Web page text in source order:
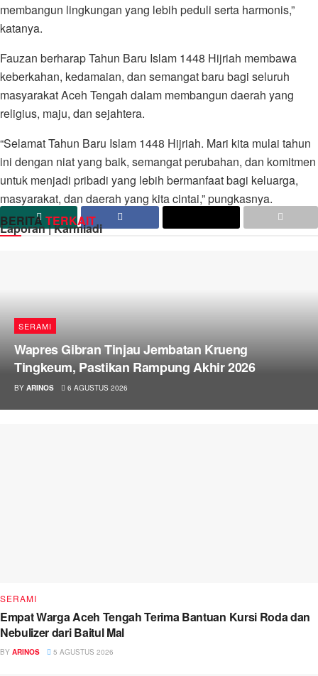
membangun lingkungan yang lebih peduli serta harmonis,”
katanya.
Fauzan berharap Tahun Baru Islam 1448 Hijriah membawa
keberkahan, kedamaian, dan semangat baru bagi seluruh
masyarakat Aceh Tengah dalam membangun daerah yang
religius, maju, dan sejahtera.
“Selamat Tahun Baru Islam 1448 Hijriah. Mari kita mulai tahun
ini dengan niat yang baik, semangat perubahan, dan komitmen
untuk menjadi pribadi yang lebih bermanfaat bagi keluarga,
masyarakat, dan daerah yang kita cintai,” pungkasnya.
Laporan | Karmiadi
BERITA TERKAIT
SERAMI
Wapres Gibran Tinjau Jembatan Krueng
Tingkeum, Pastikan Rampung Akhir 2026
BY ARINOS 6 AGUSTUS 2026
SERAMI
Empat Warga Aceh Tengah Terima Bantuan Kursi Roda dan
Nebulizer dari Baitul Mal
BY ARINOS 5 AGUSTUS 2026